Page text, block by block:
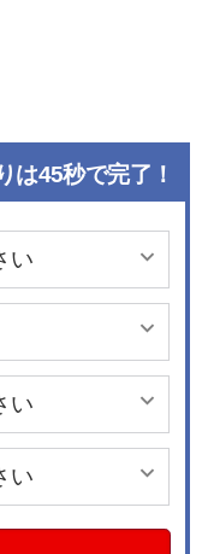
は45秒で完了！